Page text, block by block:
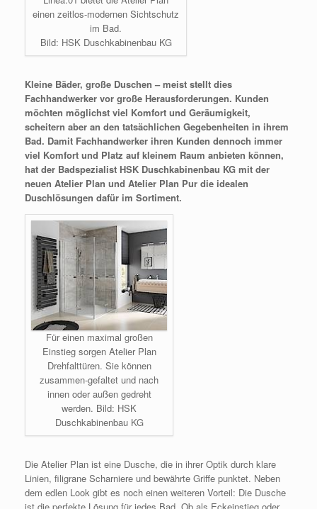
einen zeitlos-modernen Sichtschutz
im Bad.
Bild: HSK Duschkabinenbau KG
Kleine Bäder, große Duschen – meist stellt dies
Fachhandwerker vor große Herausforderungen. Kunden
möchten möglichst viel Komfort und Geräumigkeit,
scheitern aber an den tatsächlichen Gegebenheiten in ihrem
Bad. Damit Fachhandwerker ihren Kunden dennoch immer
viel Komfort und Platz auf kleinem Raum anbieten können,
hat der Badspezialist HSK Duschkabinenbau KG mit der
neuen Atelier Plan und Atelier Plan Pur die idealen
Duschlösungen dafür im Sortiment.
Für einen maximal großen
Einstieg sorgen Atelier Plan
Drehfalttüren. Sie können
zusammen-gefaltet und nach
innen oder außen gedreht
werden. Bild: HSK
Duschkabinenbau KG
Die Atelier Plan ist eine Dusche, die in ihrer Optik durch klare
Linien, filigrane Scharniere und bewährte Griffe punktet. Neben
dem edlen Look gibt es noch einen weiteren Vorteil: Die Dusche
ist die perfekte Lösung für jedes Bad. Ob als Eckeinstieg oder